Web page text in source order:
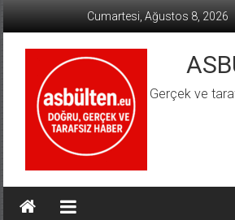
Cumartesi, Ağustos 8, 2026
Gerçek ve